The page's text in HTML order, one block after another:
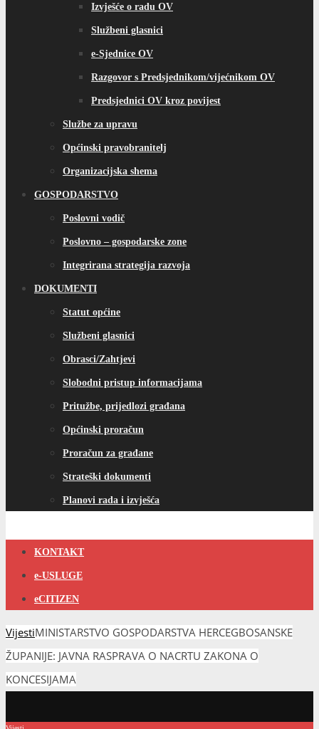
Izvješće o radu OV
Službeni glasnici
e-Sjednice OV
Razgovor s Predsjednikom/vijećnikom OV
Predsjednici OV kroz povijest
Službe za upravu
Općinski pravobranitelj
Organizacijska shema
GOSPODARSTVO
Poslovni vodič
Poslovno – gospodarske zone
Integrirana strategija razvoja
DOKUMENTI
Statut općine
Službeni glasnici
Obrasci/Zahtjevi
Slobodni pristup informacijama
Pritužbe, prijedlozi građana
Općinski proračun
Proračun za građane
Strateški dokumenti
Planovi rada i izvješća
KONTAKT
e-USLUGE
eCITIZEN
VijestiMINISTARSTVO GOSPODARSTVA HERCEGBOSANSKE
ŽUPANIJE: JAVNA RASPRAVA O NACRTU ZAKONA O
KONCESIJAMA